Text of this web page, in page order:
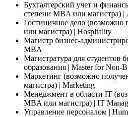
Бухгалтерский учет и
степени MBA или магистра)
Гостиничное дело (возможно
или магистра) | Hospitality
Магистр бизнес-
MBA
Магистратура для студентов
образования | Master for Non-
Маркетинг (возможно
магистра) | Marketing
Менеджмент в области IT
MBA или магистра) | IT
Управление персоналом |